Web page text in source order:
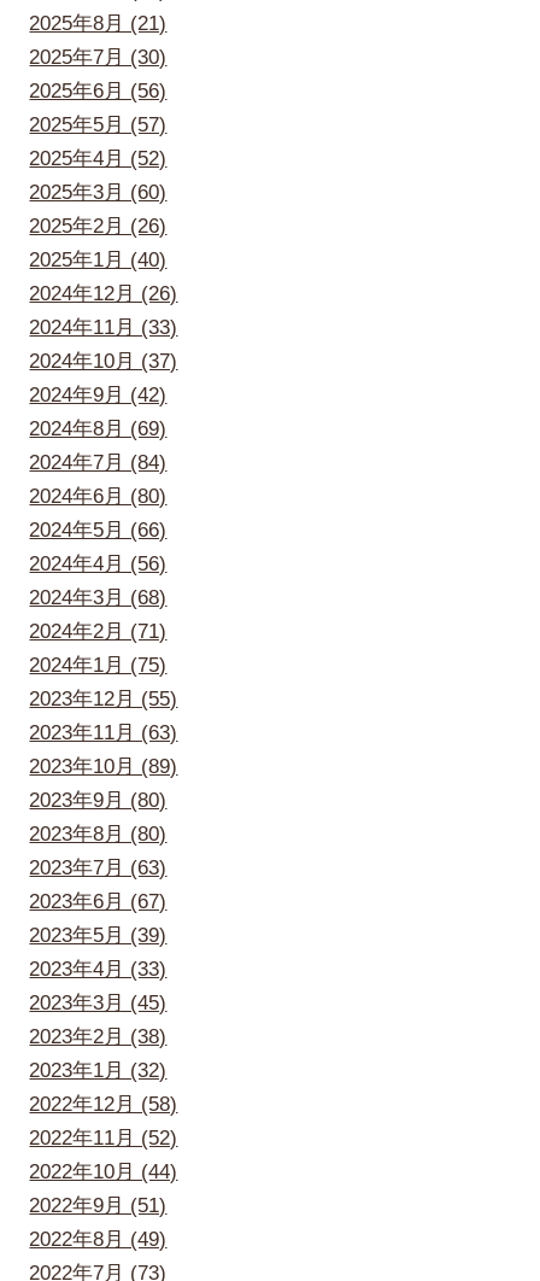
2025年8月 (21)
2025年7月 (30)
2025年6月 (56)
2025年5月 (57)
2025年4月 (52)
2025年3月 (60)
2025年2月 (26)
2025年1月 (40)
2024年12月 (26)
2024年11月 (33)
2024年10月 (37)
2024年9月 (42)
2024年8月 (69)
2024年7月 (84)
2024年6月 (80)
2024年5月 (66)
2024年4月 (56)
2024年3月 (68)
2024年2月 (71)
2024年1月 (75)
2023年12月 (55)
2023年11月 (63)
2023年10月 (89)
2023年9月 (80)
2023年8月 (80)
2023年7月 (63)
2023年6月 (67)
2023年5月 (39)
2023年4月 (33)
2023年3月 (45)
2023年2月 (38)
2023年1月 (32)
2022年12月 (58)
2022年11月 (52)
2022年10月 (44)
2022年9月 (51)
2022年8月 (49)
2022年7月 (73)